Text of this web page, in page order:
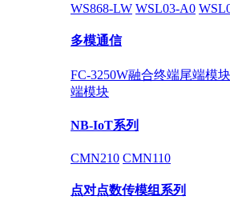
WS868-LW WSL03-A0
多模通信
FC-3250W融合终端尾端模块
端模块
NB-IoT系列
CMN210 CMN110
点对点数传模组系列